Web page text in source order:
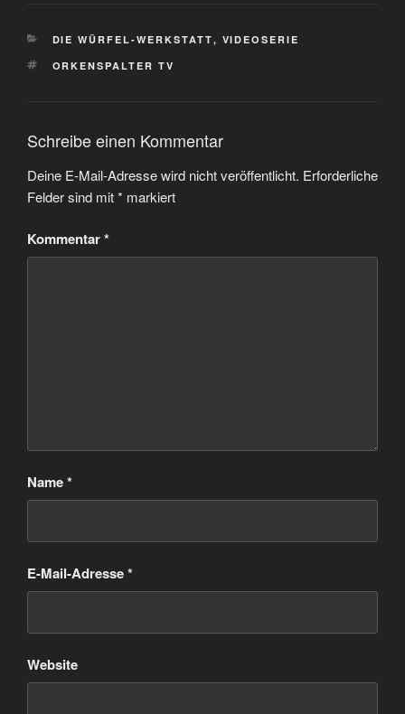
KATEGORIEN
DIE WÜRFEL-WERKSTATT, VIDEOSERIE
SCHLAGWÖRTER
ORKENSPALTER TV
Schreibe einen Kommentar
Deine E-Mail-Adresse wird nicht veröffentlicht. Erforderliche
Felder sind mit* markiert
Kommentar*
Name*
E-Mail-Adresse*
Website